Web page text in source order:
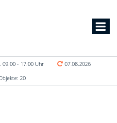
09.00 - 17.00 Uhr
07.08.2026
20